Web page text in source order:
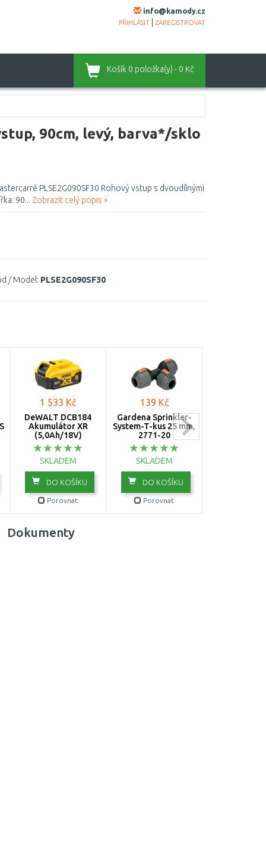
info@kamody.cz
PŘIHLÁSIT ZAREGISTROVAT
Košík 0 položka(y) - 0 Kč
90cm, levý, barva*/sklo
PLSE2G090SF30 Rohový vstup s dvoudílnými
90... Zobrazit celý popis »
/ Model: PLSE2G090SF30
1 533 Kč
DeWALT DCB184
Akumulátor XR
(5,0Ah/18V)
SKLADEM
DO KOŠÍKU
Porovnat
139 Kč
Gardena Sprinkler-
System-T-kus 25 mm,
2771-20
SKLADEM
DO KOŠÍKU
Porovnat
Dokumenty